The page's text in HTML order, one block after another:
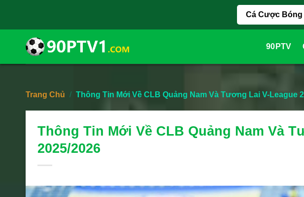
content
Cá Cược
90PTV
Trang Chủ / Thông Tin Mới Về CLB Quảng Nam Và Tương Lai V-League
Thông Tin Mới Về CLB Quảng Nam Và
2025/2026